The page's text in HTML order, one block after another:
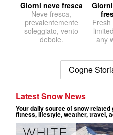
Giorni neve fresca
Neve fresca,
prevalentemente
soleggiato, vento
debole.
Fresh
any
Cogne